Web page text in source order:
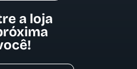
a loja